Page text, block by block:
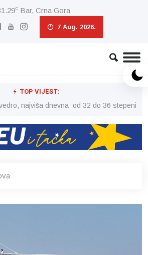
c Bar, Crna Gora
7 Aug. 2026.
TOP VIJEST:
najviša dnevna od 32 do 36 stepeni